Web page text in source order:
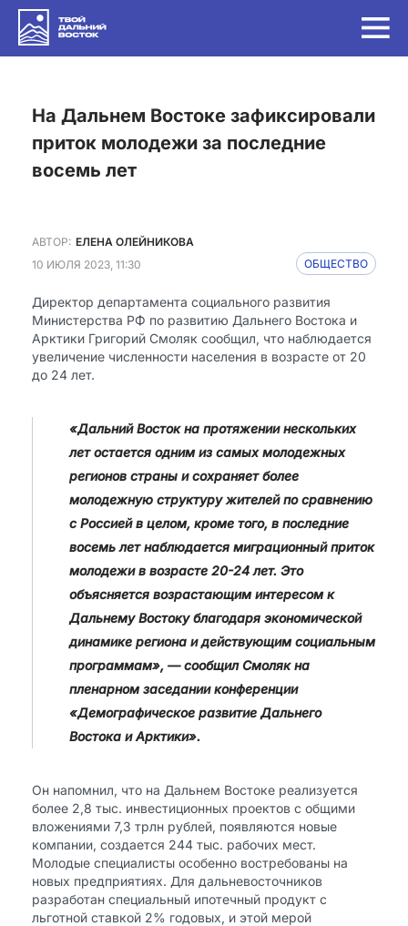
на Дальнем Востоке зафиксировали
приток молодежи за последние
восемь лет
АВТОР: ЕЛЕНА ОЛЕЙНИКОВА
10 ИЮЛЯ 2023, 11:30
ОБЩЕСТВО
Директор департамента социального развития
Министерства РФ по развитию Дальнего Востока и
Арктики Григорий Смоляк сообщил, что наблюдается
увеличение численности населения в возрасте от 20
до 24 лет.
«Дальний Восток на протяжении нескольких
лет остается одним из самых молодежных
регионов страны и сохраняет более
молодежную структуру жителей по сравнению
с Россией в целом, кроме того, в последние
восемь лет наблюдается миграционный приток
молодежи в возрасте 20-24 лет. Это
объясняется возрастающим интересом к
Дальнему Востоку благодаря экономической
динамике региона и действующим социальным
программам», — сообщил Смоляк на
пленарном заседании конференции
«Демографическое развитие Дальнего
Востока и Арктики».
Он напомнил, что на Дальнем Востоке реализуется
более 2,8 тыс. инвестиционных проектов с общими
вложениями 7,3 трлн рублей, появляются новые
компании, создается 244 тыс. рабочих мест.
Молодые специалисты особенно востребованы на
новых предприятиях. Для дальневосточников
разработан специальный ипотечный продукт с
льготной ставкой 2% годовых, и этой мерой